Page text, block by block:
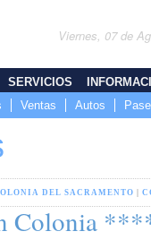
Viernes, 07 de
Ventas Autos
SERVICIOS
DEL SACRAMENTO
Colonia